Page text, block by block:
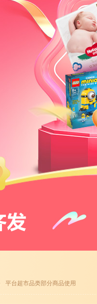
平台超市品类部分商品使用